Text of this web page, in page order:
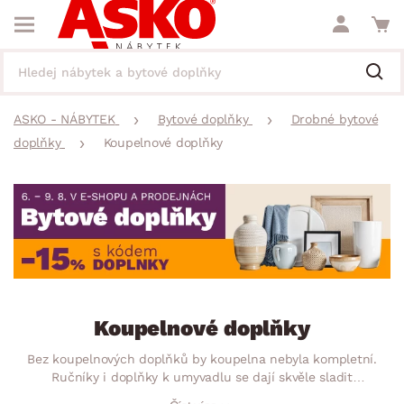
ASKO - NÁBYTEK Bytové doplňky
Drobné bytové
doplňky
Koupelnové doplňky
Koupelnové doplňky
Bez koupelnových doplňků by koupelna nebyla kompletní.
Ručníky i doplňky k umyvadlu se dají skvěle sladit